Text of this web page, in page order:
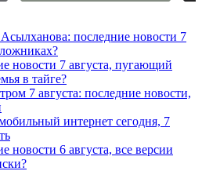
последние новости 7
новости 7 августа, пугающий
в тайге?
7 августа: последние новости,
интернет сегодня, 7
новости 6 августа, все версии